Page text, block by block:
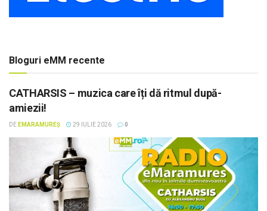
Bloguri eMM recente
CATHARSIS – muzica care îți dă ritmul după-
amiezii!
DE EMARAMUREȘ 29 IULIE 2026 0